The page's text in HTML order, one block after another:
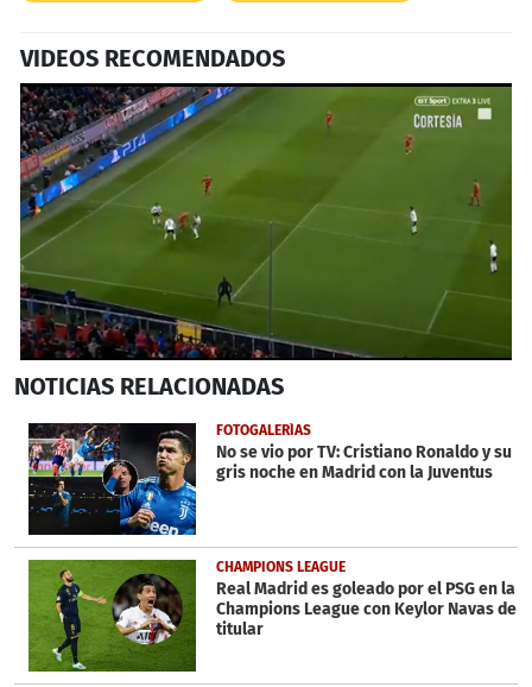
VIDEOS RECOMENDADOS
seconds
1
minute,
28
seconds
NOTICIAS RELACIONADAS
FOTOGALERÍAS
No se vio por TV: Cristiano Ronaldo y su
gris noche en Madrid con la Juventus
CHAMPIONS LEAGUE
Real Madrid es goleado por el PSG en la
Champions League con Keylor Navas de
titular